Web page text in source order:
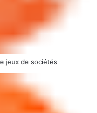
jeux de sociétés